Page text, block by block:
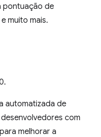
pontuação de
muito mais.
automatizada de
com
melhorar a